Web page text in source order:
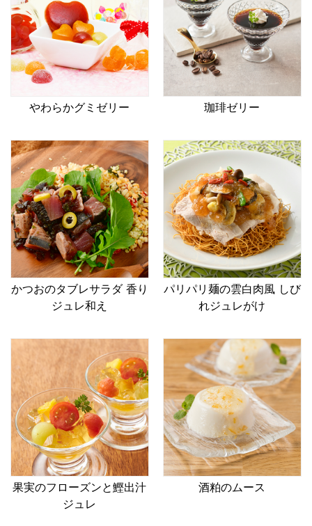
やわらかグミゼリー 珈琲ゼリー
かつおのタブレサラダ 香り
ジュレ和え
パリパリ麺の雲白肉風 しび
れジュレがけ
果実のフローズンと鰹出汁
ジュレ
酒粕のムース